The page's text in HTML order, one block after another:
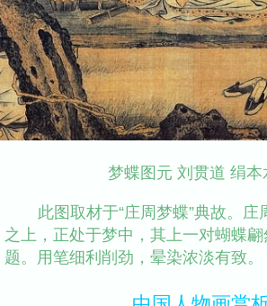
梦蝶图元 刘贯道 绢本
此图取材于“庄周梦蝶”典故。
之上，正处于梦中，其上一对蝴蝶
题。用笔细利削劲，晕染浓淡有致。